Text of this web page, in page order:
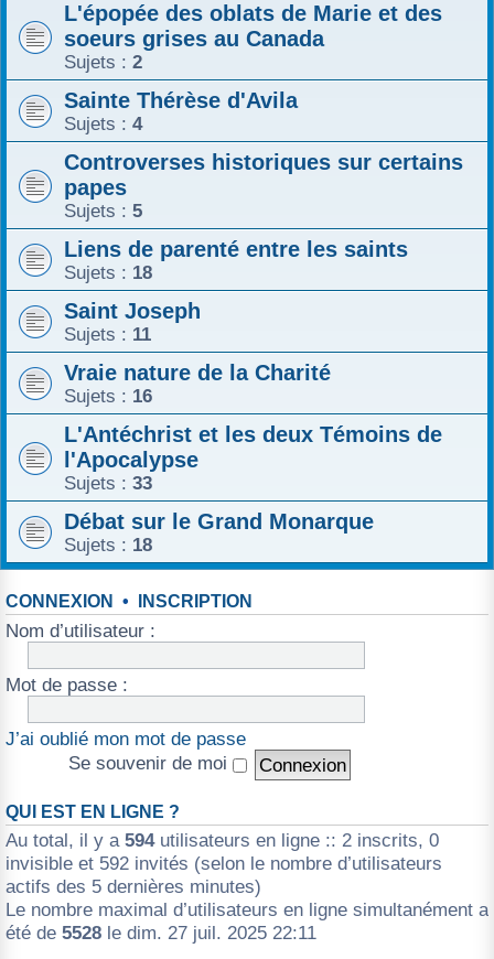
L'épopée des oblats de Marie et des
soeurs grises au Canada
Sujets : 2
Sainte Thérèse d'Avila
Sujets : 4
Controverses historiques sur certains
papes
Sujets : 5
Liens de parenté entre les saints
Sujets : 18
Saint Joseph
Sujets : 11
Vraie nature de la Charité
Sujets : 16
L'Antéchrist et les deux Témoins de
l'Apocalypse
Sujets : 33
Débat sur le Grand Monarque
Sujets : 18
CONNEXION • INSCRIPTION
Nom d’utilisateur :
Mot de passe :
J’ai oublié mon mot de passe
Se souvenir de moi
QUI EST EN LIGNE ?
Au total, il y a 594utilisateurs en ligne :: 2 inscrits, 0
invisible et 592 invités (selon le nombre d’utilisateurs
actifs des 5 dernières minutes)
Le nombre maximal d’utilisateurs en ligne simultanément a
été de 5528 le dim. 27 juil. 2025 22:11